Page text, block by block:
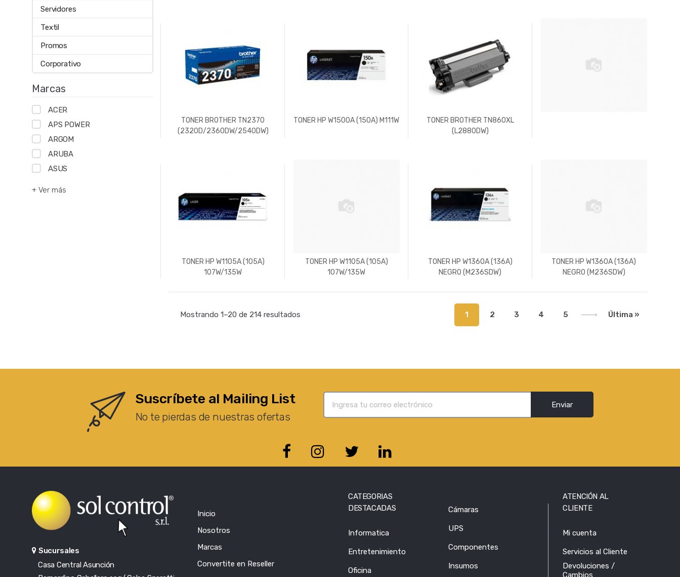
TONER BROTHER TN2370
(2320D/2360DW/2540DW)
TONER HP W1500A (150A) M111W
TONER BROTHER TN860XL
(L2880DW)
TONER HP W1105A (105A)
107W/135W
TONER HP W1105A (105A)
107W/135W
TONER HP W1360A (136A)
NEGRO (M236SDW)
TONER HP W1360A (136A)
NEGRO (M236SDW)
Mostrando 1–20 de 214 resultados 1 2 3 4 5 Última »
Servidores
Textil
Promos
Corporativo
Marcas
ACER
APS POWER
ARGOM
ARUBA
ASUS
+ Ver más
Suscríbete al Mailing List
No te pierdas de nuestras ofertas
Enviar
Sucursales
Casa Central Asunción
Inicio
Nosotros
Marcas
Convertite en Reseller
CATEGORIAS
DESTACADAS
Informatica
Entretenimiento
Oficina
Cámaras
UPS
Componentes
Insumos
ATENCIÓN AL
CLIENTE
Mi cuenta
Servicios al Cliente
Devoluciones /
Cambios